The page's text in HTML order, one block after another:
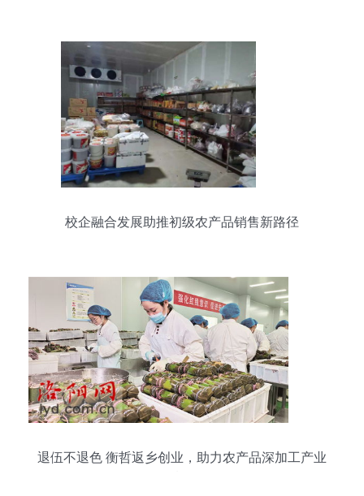
校企融合发展助推初级农产品销售新路径
退伍不退色 衡哲返乡创业，助力农产品深加工产业